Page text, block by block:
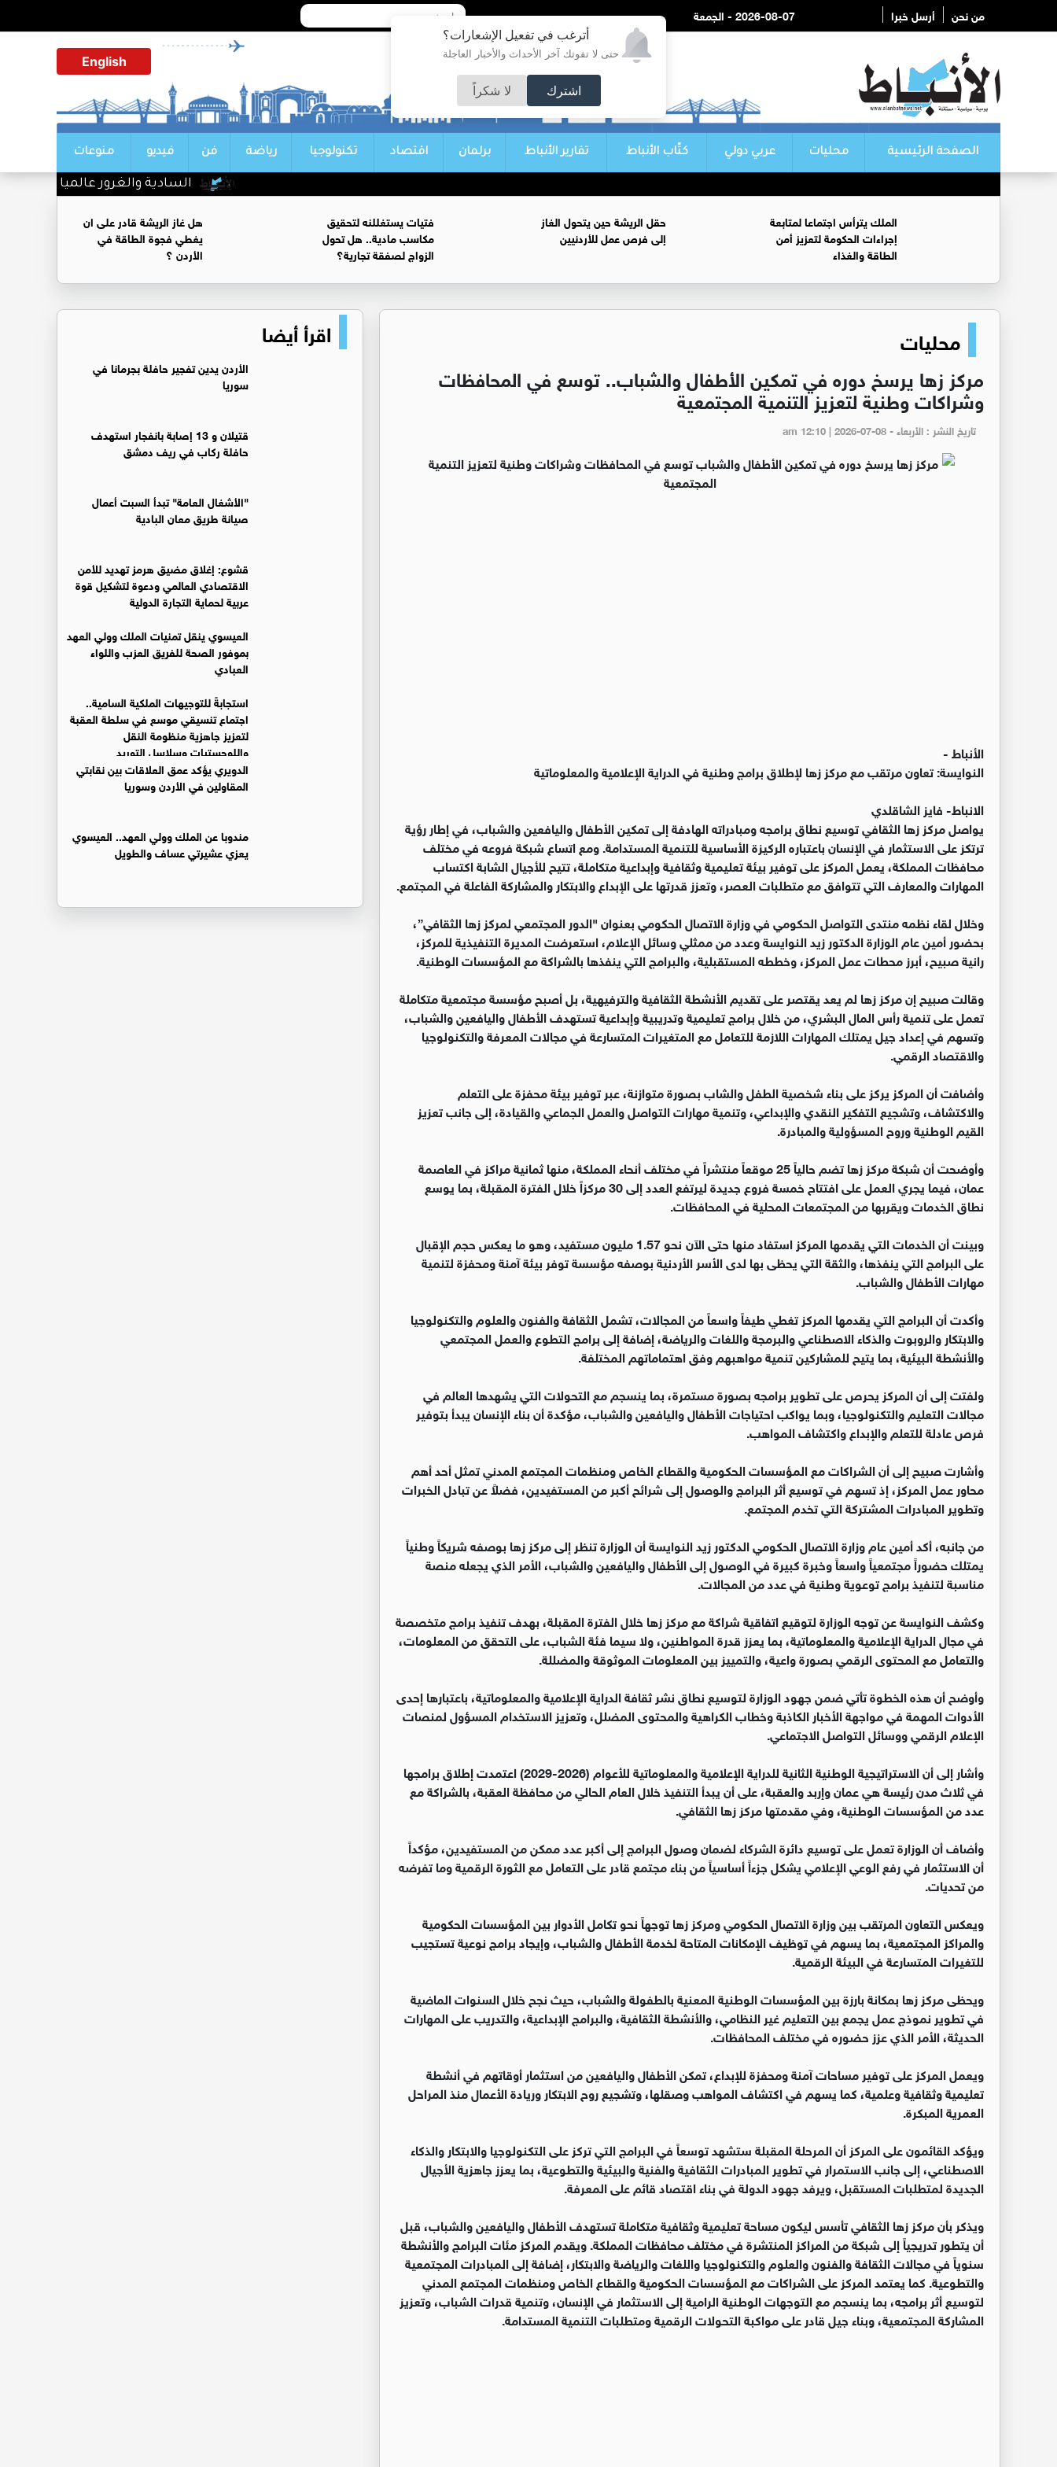
أترغب في تفعيل الإشعارات؟
حتى لا تفوتك آخر الأحداث والأخبار العاجلة
اشترك لا شكراً
من نحن أرسل خبرا 2026-08-07 - الجمعة
English
الصفحة الرئيسية محليات عربي دولي كتّاب الأنباط تقارير الأنباط برلمان اقتصاد تكنولوجيا رياضة فن فيديو منوعات
السادية والغرور عالميا .. عندما
الملك يترأس اجتماعا لمتابعة
إجراءات الحكومة لتعزيز أمن
الطاقة والغذاء
حقل الريشة حين يتحول الغاز
إلى فرص عمل للأردنيين
فتيات يستغللنه لتحقيق
مكاسب مادية.. هل تحول
الزواج لصفقة تجارية؟
هل غاز الريشة قادر على ان
يغطي فجوة الطاقة في
الأردن ؟
محليات
مركز زها يرسخ دوره في تمكين الأطفال والشباب.. توسع في المحافظات
وشراكات وطنية لتعزيز التنمية المجتمعية
تاريخ النشر : الأربعاء - am 12:10 | 2026-07-08
الأنباط -
النوايسة: تعاون مرتقب مع مركز زها لإطلاق برامج وطنية في الدراية الإعلامية والمعلوماتية
الانباط- فايز الشاقلدي
يواصل مركز زها الثقافي توسيع نطاق برامجه ومبادراته الهادفة إلى تمكين الأطفال واليافعين والشباب، في إطار رؤية
ترتكز على الاستثمار في الإنسان باعتباره الركيزة الأساسية للتنمية المستدامة. ومع اتساع شبكة فروعه في مختلف
محافظات المملكة، يعمل المركز على توفير بيئة تعليمية وثقافية وإبداعية متكاملة، تتيح للأجيال الشابة اكتساب
المهارات والمعارف التي تتوافق مع متطلبات العصر، وتعزز قدرتها على الإبداع والابتكار والمشاركة الفاعلة في المجتمع.
وخلال لقاء نظمه منتدى التواصل الحكومي في وزارة الاتصال الحكومي بعنوان "الدور المجتمعي لمركز زها الثقافي”،
بحضور أمين عام الوزارة الدكتور زيد النوايسة وعدد من ممثلي وسائل الإعلام، استعرضت المديرة التنفيذية للمركز،
رانية صبيح، أبرز محطات عمل المركز، وخططه المستقبلية، والبرامج التي ينفذها بالشراكة مع المؤسسات الوطنية.
وقالت صبيح إن مركز زها لم يعد يقتصر على تقديم الأنشطة الثقافية والترفيهية، بل أصبح مؤسسة مجتمعية متكاملة
تعمل على تنمية رأس المال البشري، من خلال برامج تعليمية وتدريبية وإبداعية تستهدف الأطفال واليافعين والشباب،
وتسهم في إعداد جيل يمتلك المهارات اللازمة للتعامل مع المتغيرات المتسارعة في مجالات المعرفة والتكنولوجيا
والاقتصاد الرقمي.
وأضافت أن المركز يركز على بناء شخصية الطفل والشاب بصورة متوازنة، عبر توفير بيئة محفزة على التعلم
والاكتشاف، وتشجيع التفكير النقدي والإبداعي، وتنمية مهارات التواصل والعمل الجماعي والقيادة، إلى جانب تعزيز
القيم الوطنية وروح المسؤولية والمبادرة.
وأوضحت أن شبكة مركز زها تضم حالياً 25 موقعاً منتشراً في مختلف أنحاء المملكة، منها ثمانية مراكز في العاصمة
عمان، فيما يجري العمل على افتتاح خمسة فروع جديدة ليرتفع العدد إلى 30 مركزاً خلال الفترة المقبلة، بما يوسع
نطاق الخدمات ويقربها من المجتمعات المحلية في المحافظات.
وبينت أن الخدمات التي يقدمها المركز استفاد منها حتى الآن نحو 1.57 مليون مستفيد، وهو ما يعكس حجم الإقبال
على البرامج التي ينفذها، والثقة التي يحظى بها لدى الأسر الأردنية بوصفه مؤسسة توفر بيئة آمنة ومحفزة لتنمية
مهارات الأطفال والشباب.
وأكدت أن البرامج التي يقدمها المركز تغطي طيفاً واسعاً من المجالات، تشمل الثقافة والفنون والعلوم والتكنولوجيا
والابتكار والروبوت والذكاء الاصطناعي والبرمجة واللغات والرياضة، إضافة إلى برامج التطوع والعمل المجتمعي
والأنشطة البيئية، بما يتيح للمشاركين تنمية مواهبهم وفق اهتماماتهم المختلفة.
ولفتت إلى أن المركز يحرص على تطوير برامجه بصورة مستمرة، بما ينسجم مع التحولات التي يشهدها العالم في
مجالات التعليم والتكنولوجيا، وبما يواكب احتياجات الأطفال واليافعين والشباب، مؤكدة أن بناء الإنسان يبدأ بتوفير
فرص عادلة للتعلم والإبداع واكتشاف المواهب.
وأشارت صبيح إلى أن الشراكات مع المؤسسات الحكومية والقطاع الخاص ومنظمات المجتمع المدني تمثل أحد أهم
محاور عمل المركز، إذ تسهم في توسيع أثر البرامج والوصول إلى شرائح أكبر من المستفيدين، فضلاً عن تبادل الخبرات
وتطوير المبادرات المشتركة التي تخدم المجتمع.
من جانبه، أكد أمين عام وزارة الاتصال الحكومي الدكتور زيد النوايسة أن الوزارة تنظر إلى مركز زها بوصفه شريكاً وطنياً
يمتلك حضوراً مجتمعياً واسعاً وخبرة كبيرة في الوصول إلى الأطفال واليافعين والشباب، الأمر الذي يجعله منصة
مناسبة لتنفيذ برامج توعوية وطنية في عدد من المجالات.
وكشف النوايسة عن توجه الوزارة لتوقيع اتفاقية شراكة مع مركز زها خلال الفترة المقبلة، بهدف تنفيذ برامج متخصصة
في مجال الدراية الإعلامية والمعلوماتية، بما يعزز قدرة المواطنين، ولا سيما فئة الشباب، على التحقق من المعلومات،
والتعامل مع المحتوى الرقمي بصورة واعية، والتمييز بين المعلومات الموثوقة والمضللة.
وأوضح أن هذه الخطوة تأتي ضمن جهود الوزارة لتوسيع نطاق نشر ثقافة الدراية الإعلامية والمعلوماتية، باعتبارها إحدى
الأدوات المهمة في مواجهة الأخبار الكاذبة وخطاب الكراهية والمحتوى المضلل، وتعزيز الاستخدام المسؤول لمنصات
الإعلام الرقمي ووسائل التواصل الاجتماعي.
وأشار إلى أن الاستراتيجية الوطنية الثانية للدراية الإعلامية والمعلوماتية للأعوام (2026-2029) اعتمدت إطلاق برامجها
في ثلاث مدن رئيسة هي عمان وإربد والعقبة، على أن يبدأ التنفيذ خلال العام الحالي من محافظة العقبة، بالشراكة مع
عدد من المؤسسات الوطنية، وفي مقدمتها مركز زها الثقافي.
وأضاف أن الوزارة تعمل على توسيع دائرة الشركاء لضمان وصول البرامج إلى أكبر عدد ممكن من المستفيدين، مؤكداً
أن الاستثمار في رفع الوعي الإعلامي يشكل جزءاً أساسياً من بناء مجتمع قادر على التعامل مع الثورة الرقمية وما تفرضه
من تحديات.
ويعكس التعاون المرتقب بين وزارة الاتصال الحكومي ومركز زها توجهاً نحو تكامل الأدوار بين المؤسسات الحكومية
والمراكز المجتمعية، بما يسهم في توظيف الإمكانات المتاحة لخدمة الأطفال والشباب، وإيجاد برامج نوعية تستجيب
للتغيرات المتسارعة في البيئة الرقمية.
ويحظى مركز زها بمكانة بارزة بين المؤسسات الوطنية المعنية بالطفولة والشباب، حيث نجح خلال السنوات الماضية
في تطوير نموذج عمل يجمع بين التعليم غير النظامي، والأنشطة الثقافية، والبرامج الإبداعية، والتدريب على المهارات
الحديثة، الأمر الذي عزز حضوره في مختلف المحافظات.
ويعمل المركز على توفير مساحات آمنة ومحفزة للإبداع، تمكن الأطفال واليافعين من استثمار أوقاتهم في أنشطة
تعليمية وثقافية وعلمية، كما يسهم في اكتشاف المواهب وصقلها، وتشجيع روح الابتكار وريادة الأعمال منذ المراحل
العمرية المبكرة.
ويؤكد القائمون على المركز أن المرحلة المقبلة ستشهد توسعاً في البرامج التي تركز على التكنولوجيا والابتكار والذكاء
الاصطناعي، إلى جانب الاستمرار في تطوير المبادرات الثقافية والفنية والبيئية والتطوعية، بما يعزز جاهزية الأجيال
الجديدة لمتطلبات المستقبل، ويرفد جهود الدولة في بناء اقتصاد قائم على المعرفة.
ويذكر بأن مركز زها الثقافي تأسس ليكون مساحة تعليمية وثقافية متكاملة تستهدف الأطفال واليافعين والشباب، قبل
أن يتطور تدريجياً إلى شبكة من المراكز المنتشرة في مختلف محافظات المملكة. ويقدم المركز مئات البرامج والأنشطة
سنوياً في مجالات الثقافة والفنون والعلوم والتكنولوجيا واللغات والرياضة والابتكار، إضافة إلى المبادرات المجتمعية
والتطوعية. كما يعتمد المركز على الشراكات مع المؤسسات الحكومية والقطاع الخاص ومنظمات المجتمع المدني
لتوسيع أثر برامجه، بما ينسجم مع التوجهات الوطنية الرامية إلى الاستثمار في الإنسان، وتنمية قدرات الشباب، وتعزيز
المشاركة المجتمعية، وبناء جيل قادر على مواكبة التحولات الرقمية ومتطلبات التنمية المستدامة.
اقرأ أيضا
الأردن يدين تفجير حافلة بجرمانا في
سوريا
قتيلان و 13 إصابة بانفجار استهدف
حافلة ركاب في ريف دمشق
"الأشغال العامة" تبدأ السبت أعمال
صيانة طريق معان البادية
قشوع: إغلاق مضيق هرمز تهديد للأمن
الاقتصادي العالمي ودعوة لتشكيل قوة
عربية لحماية التجارة الدولية
العيسوي ينقل تمنيات الملك وولي العهد
بموفور الصحة للفريق العزب واللواء
العبادي
استجابةً للتوجيهات الملكية السامية..
اجتماع تنسيقي موسع في سلطة العقبة
لتعزيز جاهزية منظومة النقل
واللوجستيات وسلاسل التوريد
الدويري يؤكد عمق العلاقات بين نقابتي
المقاولين في الأردن وسوريا
مندوبا عن الملك وولي العهد.. العيسوي
يعزي عشيرتي عساف والطويل